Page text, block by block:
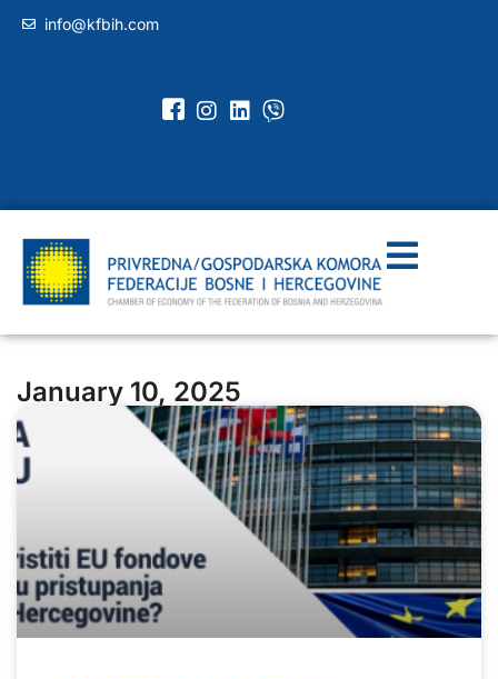
info@kfbih.com
January 10, 2025